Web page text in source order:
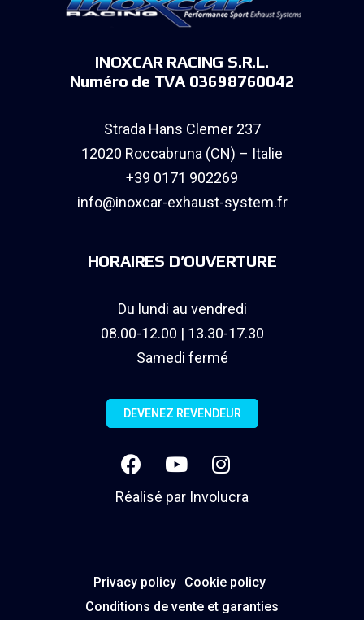
INOXCAR RACING S.R.L.
Numéro de TVA 03698760042
Strada Hans Clemer 237
12020 Roccabruna (CN) – Italie
+39 0171 902269
info@inoxcar-exhaust-system.fr
HORAIRES D’OUVERTURE
Du lundi au vendredi
08.00-12.00 | 13.30-17.30
Samedi fermé
DEVENEZ REVENDEUR
Réalisé par Involucra
Privacy policy Cookie policy
Conditions de vente et garanties